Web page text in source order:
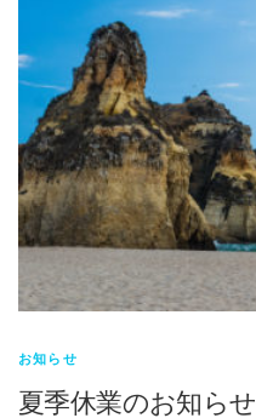
お知らせ
夏季休業のお知らせ